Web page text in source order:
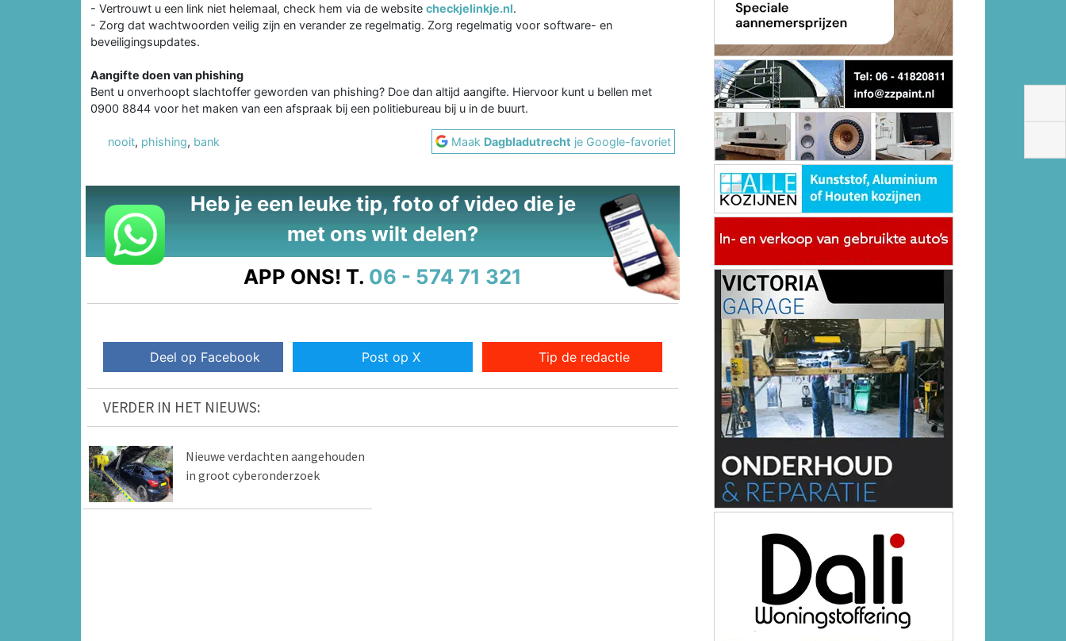
- Vertrouwt u een link niet helemaal, check hem via de website checkjelinkje.nl.
- Zorg dat wachtwoorden veilig zijn en verander ze regelmatig. Zorg regelmatig voor software- en
beveiligingsupdates.
Aangifte doen van phishing
Bent u onverhoopt slachtoffer geworden van phishing? Doe dan altijd aangifte. Hiervoor kunt u bellen met
0900 8844 voor het maken van een afspraak bij een politiebureau bij u in de buurt.
nooit, phishing, bank Maak Dagbladutrecht je Google-favoriet
Heb je een leuke tip, foto of video die je
met ons wilt delen?
APP ONS! T. 06 - 574 71 321
Deel op Facebook Post op X Tip de redactie
VERDER IN HET NIEUWS:
Nieuwe verdachten aangehouden
in groot cyberonderzoek